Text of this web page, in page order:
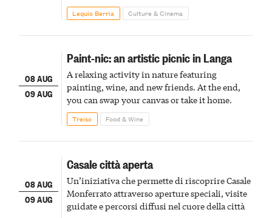
Lequio Berria Culture & Cinema
08 AUG
09 AUG
Paint-nic: an artistic picnic in Langa
A relaxing activity in nature featuring
painting, wine, and new friends. At the end,
you can swap your canvas or take it home.
Treiso Food & Wine
08 AUG
09 AUG
Casale città aperta
Un’iniziativa che permette di riscoprire Casale
Monferrato attraverso aperture speciali, visite
guidate e percorsi diffusi nel cuore della città